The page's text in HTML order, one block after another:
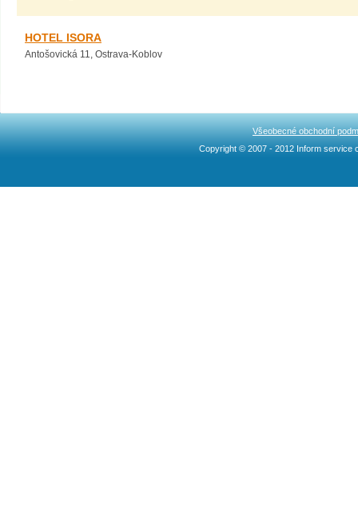
HOTEL ISORA
Antošovická 11, Ostrava-Koblov
Všeobecné obchodní
Copyright © 2007 - 2012 Inform service